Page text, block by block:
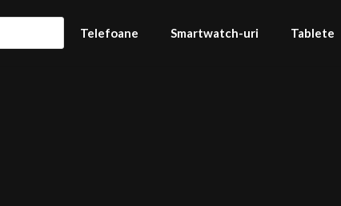
Telefoane Smartwatch-uri Tablete